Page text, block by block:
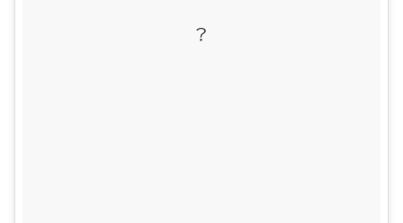
?